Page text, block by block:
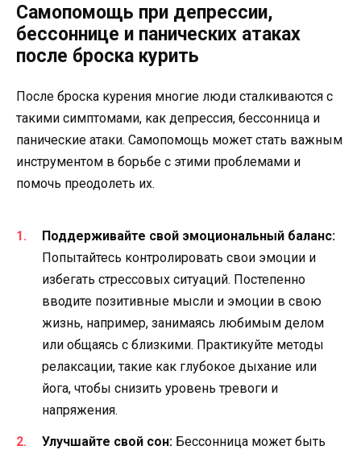
Самопомощь при депрессии,
бессоннице и панических атаках
после броска курить
После броска курения многие люди сталкиваются с
такими симптомами, как депрессия, бессонница и
панические атаки. Самопомощь может стать важным
инструментом в борьбе с этими проблемами и
помочь преодолеть их.
Поддерживайте свой эмоциональный баланс:
Попытайтесь контролировать свои эмоции и
избегать стрессовых ситуаций. Постепенно
вводите позитивные мысли и эмоции в свою
жизнь, например, занимаясь любимым делом
или общаясь с близкими. Практикуйте методы
релаксации, такие как глубокое дыхание или
йога, чтобы снизить уровень тревоги и
напряжения.
Улучшайте свой сон: Бессонница может быть